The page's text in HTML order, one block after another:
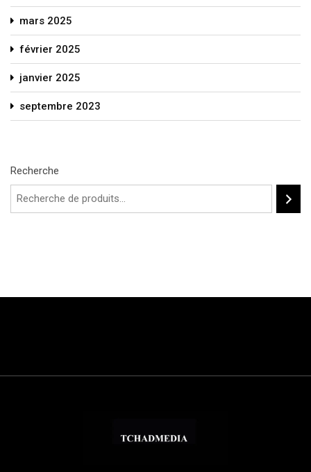
mars 2025
février 2025
janvier 2025
septembre 2023
Recherche